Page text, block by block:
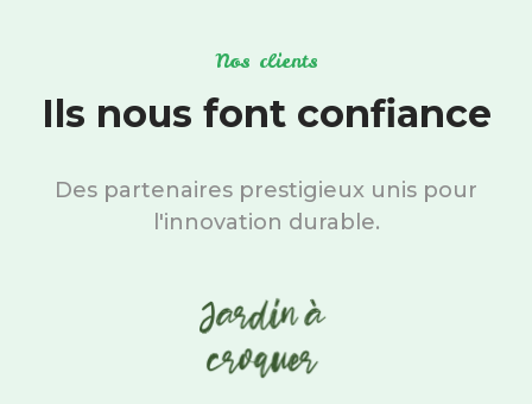
Nos clients
Ils nous font confiance
Des partenaires prestigieux unis pour
l'innovation durable.